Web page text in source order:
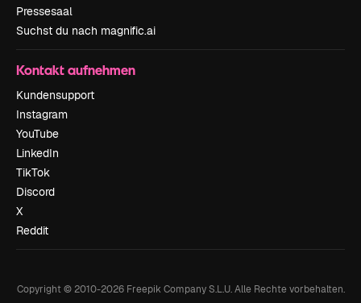
Pressesaal
Suchst du nach magnific.ai
Kontakt aufnehmen
Kundensupport
Instagram
YouTube
LinkedIn
TikTok
Discord
X
Reddit
Copyright © 2010-2026Freepik Company S.L.U. Alle Rechte vorbehalten.